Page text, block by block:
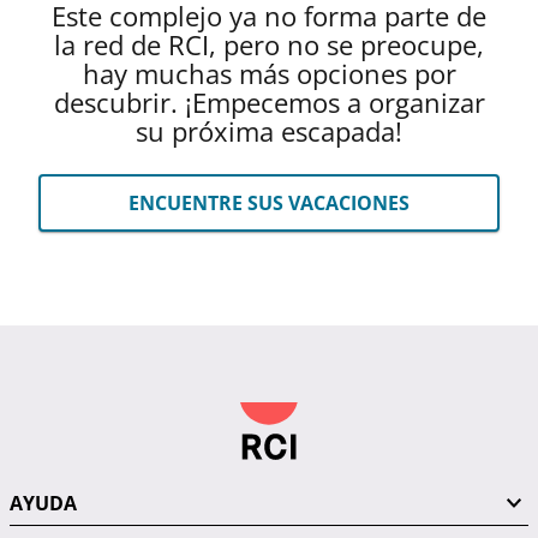
Este complejo ya no forma parte de
la red de RCI, pero no se preocupe,
hay muchas más opciones por
descubrir. ¡Empecemos a organizar
su próxima escapada!
ENCUENTRE SUS VACACIONES
AYUDA